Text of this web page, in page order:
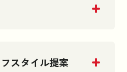
スタイル提案